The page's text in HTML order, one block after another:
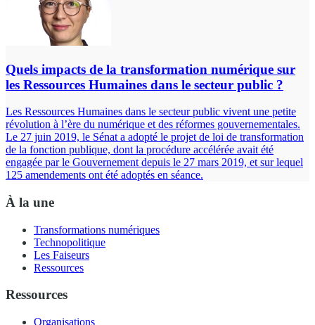
Quels impacts de la transformation numérique sur
les Ressources Humaines dans le secteur public ?
Les Ressources Humaines dans le secteur public vivent une petite
révolution à l’ère du numérique et des réformes gouvernementales.
Le 27 juin 2019, le Sénat a adopté le projet de loi de transformation
de la fonction publique, dont la procédure accélérée avait été
engagée par le Gouvernement depuis le 27 mars 2019, et sur lequel
125 amendements ont été adoptés en séance.
À la une
Transformations numériques
Technopolitique
Les Faiseurs
Ressources
Ressources
Organisations